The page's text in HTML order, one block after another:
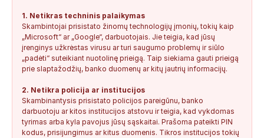
Anonimas: Gauta SMS žinutė: " Moters neturi?
NEPATIKIMAS +37060388940 2026-08-02 0
Keista: Sukčių stacionaraus telefono numeris tiesiog Vilniaus
+37052041945 2026-08-01
1. Netikras techninis palaikymas
Skambintojai prisistato žinomų technologijų įmonių, tokių kaip
„Microsoft“ ar „Google“, darbuotojais. Jie teigia, kad jūsų
įrenginys užkrėstas virusu ar turi saugumo problemų ir siūlo
„padėti“ suteikiant nuotolinę prieigą. Taip siekiama gauti prieigą
prie slaptažodžių, banko duomenų ar kitų jautrių informacijų.
2. Netikra policija ar institucijos
Skambinantysis prisistato policijos pareigūnu, banko
darbuotoju ar kitos institucijos atstovu ir teigia, kad vykdomas
tyrimas arba kyla pavojus jūsų sąskaitai. Prašoma pateikti PIN
kodus, prisijungimus ar kitus duomenis. Tikros institucijos tokių